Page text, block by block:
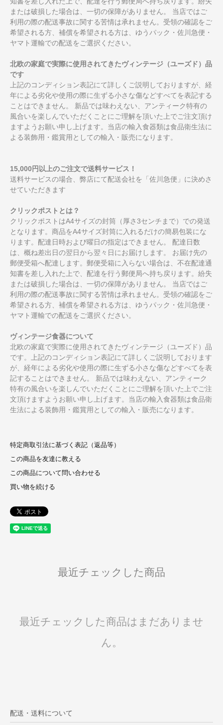
または破損した場合は、一切の保障がありません。 当店ではご
利用の際の配送事故に関する苦情は承れません。受領の確認をご
希望される方、補償を希望される方は、ゆうパック・佐川急便・
ヤマト運輸での配送をご選択ください。
北欧の家庭で実際に使用されてきたヴィンテージ（ユーズド）品
です
上記のコンディション表記にて詳しくご説明しておりますが、経
年による劣化や使用の際に生ずる小さな傷などすべてを表記する
ことはできません。 新品では味わえない、アンティーク特有の
風合いを楽しんでいただくことにご理解を頂いた上でご注文頂け
ますようお願い申し上げます。当店の輸入食器類は食品衛生法に
よる装飾用・鑑賞用としての輸入・販売になります。
15,000円以上のご注文で送料サービス！
送料サービスの場合、弊店にて配送会社を「佐川急便」に決めさ
せていただきます
クリックポストとは？
クリックポストはA4サイズの封筒（厚さ3センチまで）での発送
となります。商品をA4サイズ封筒に入れるだけの簡易包装にな
ります。配達日時および曜日の指定はできません。 配達日数
は、概ね差出日の翌日から翌々日にお届けします。 お届け先の
郵便受箱へ配達します。郵便受箱に入らない場合は、不在配達通
知書を差し入れた上で、配達を行う郵便局へ持ち戻ります。紛失
または破損した場合は、一切の保障がありません。 当店ではご
利用の際の配送事故に関する苦情は承れません。受領の確認をご
希望される方、補償を希望される方は、ゆうパック・佐川急便・
ヤマト運輸での配送をご選択ください。
ヴィンテージ食器について
北欧の家庭で実際に使用されてきたヴィンテージ（ユーズド）品
です。上記のコンディション表記にて詳しくご説明しております
が、経年による劣化や使用の際に生ずる小さな傷などすべてを表
記することはできません。 新品では味わえない、アンティーク
特有の風合いを楽しんでいただくことにご理解を頂いた上でご注
文頂けますようお願い申し上げます。当店の輸入食器類は食品衛
生法による装飾用・鑑賞用としての輸入・販売になります。
特定商取引法に基づく表記（返品等）
この商品を友達に教える
この商品について問い合わせる
買い物を続ける
最近チェックした商品
最近チェックした商品はまだありませ
ん。
配送・送料について